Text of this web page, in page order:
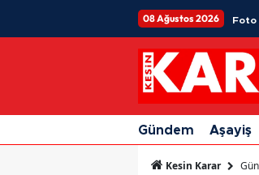
08 Ağustos 2026 Foto
Gündem Aşayiş
Kesin Karar